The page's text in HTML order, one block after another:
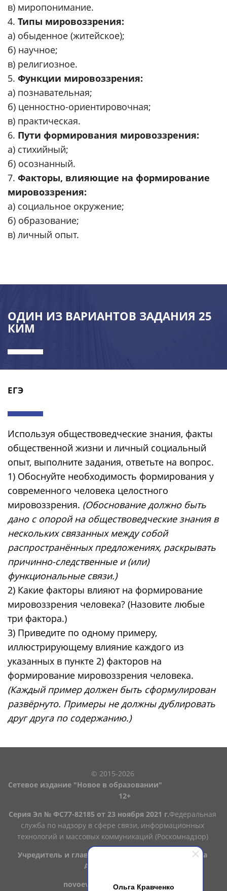
Ольга Кравченко
в) миропонимание.
4. Типы мировоззрения:
а) обыденное (житейское);
б) научное;
в) религиозное.
5. Функции мировоззрения:
а) познавательная;
б) ценностно-ориентировочная;
в) практическая.
6. Пути формирования мировоззрения:
а) стихийный;
б) осознанный.
7. Факторы, влияющие на формирование
мировоззрения:
а) социальное окружение;
б) образование;
в) личный опыт.
ОДИН ИЗ ВАРИАНТОВ ЗАДАНИЯ 25
КИМ
ЕГЭ
Используя обществоведческие знания, факты
общественной жизни и личный социальный
опыт, выполните задания, ответьте на вопрос.
1) Обоснуйте необходимость формирования у
современного человека целостного
мировоззрения. (Обоснование должно быть
дано с опорой на обществоведческие знания в
нескольких связанных между собой
распространённых предложениях, раскрывать
причинно-следственные и (или)
функциональные связи.)
2) Какие факторы влияют на формирование
мировоззрения человека? (Назовите любые
три фактора.)
3) Приведите по одному примеру,
иллюстрирующему влияние каждого из
указанных в пункте 2) факторов на
формирование мировоззрения человека.
(Каждый пример должен быть сформулирован
развёрнуто. Примеры не должны дублировать
друг друга по содержанию.)
© 2015-2026
Сетевое издание "Новое в образовании"
12+
Серия Эл № ФС77-82185 от 23 ноября 2021 г.Федеральная
служба по надзору в сфере связи, информационных
технологий и массовых коммуникаций (Роскомнадзор)
Учредитель и главный редактор: Якушенко Ольга
Александровна
novoevobrazovanii@mail.ru